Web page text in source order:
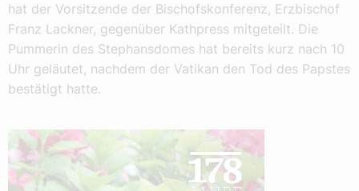
hat der Vorsitzende der Bischofskonferenz, Erzbischof
Franz Lackner, gegenüber Kathpress mitgeteilt. Die
Pummerin des Stephansdomes hat bereits kurz nach 10
Uhr geläutet, nachdem der Vatikan den Tod des Papstes
bestätigt hatte.